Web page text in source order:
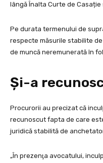
lângă Înalta Curte de Casație
Pe durata termenului de
respecte măsurile stabilite
de muncă neremunerată în
Și-a
Procurorii au precizat că
recunoscut fapta de care
juridică stabilită de
„În prezenţa avocatului,